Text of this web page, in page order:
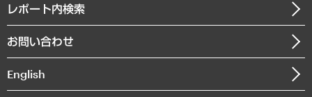
まちづくり・観光・交通・スポーツ・スマートシティ
自然資源・農林水産業・食料システム
沿革
組織図・本部部室紹介
インドネシア現地法人
レポート内検索
お問い合わせ
English